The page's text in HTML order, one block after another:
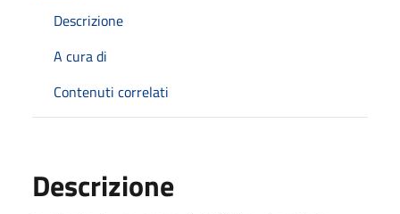
Descrizione
A cura di
Contenuti correlati
Descrizione